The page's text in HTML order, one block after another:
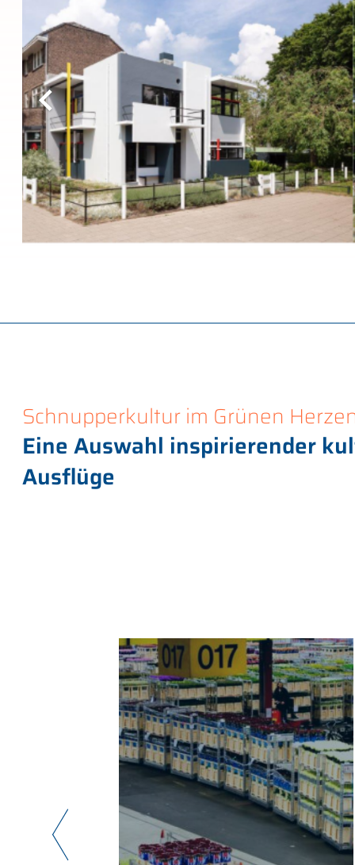
Schnupperkultur im Grünen
Eine Auswahl inspirierender
Ausflüge